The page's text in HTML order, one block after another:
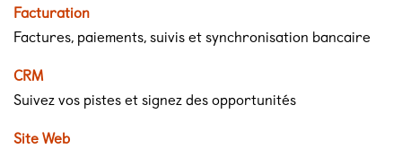
Facturation
Factures, paiements, suivis et synchronisation bancaire
CRM
Suivez vos pistes et signez des opportunités
Site Web